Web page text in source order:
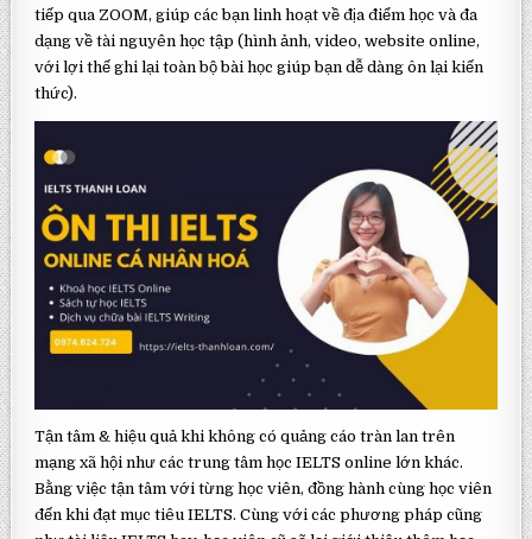
tiếp qua ZOOM, giúp các bạn linh hoạt về địa điểm học và đa
dạng về tài nguyên học tập (hình ảnh, video, website online,
với lợi thế ghi lại toàn bộ bài học giúp bạn dễ dàng ôn lại kiến
thức).
Tận tâm & hiệu quả khi không có quảng cáo tràn lan trên
mạng xã hội như các trung tâm học IELTS online lớn khác.
Bằng việc tận tâm với từng học viên, đồng hành cùng học viên
đến khi đạt mục tiêu IELTS. Cùng với các phương pháp cũng